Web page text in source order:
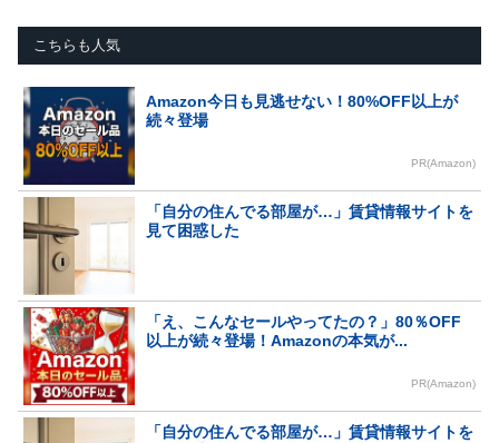
こちらも人気
Amazon今日も見逃せない！80%OFF以上が
続々登場
PR(Amazon)
「自分の住んでる部屋が…」賃貸情報サイトを
見て困惑した
「え、こんなセールやってたの？」80％OFF
以上が続々登場！Amazonの本気が...
PR(Amazon)
「自分の住んでる部屋が…」賃貸情報サイトを